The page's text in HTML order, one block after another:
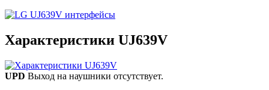
Характеристики UJ639V
UPD Выход на наушники отсутствует.